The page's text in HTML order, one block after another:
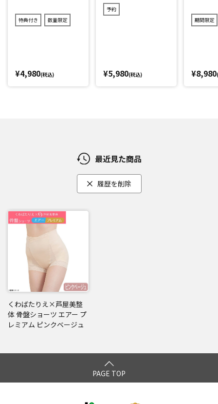
さらにおなかにクロスして当たる生地には、伸縮性に優れた
「クロスフィットレース」を使用。丸まりにくく、おなかへ
たりもやさしい仕上がりに。通気性もよく、1枚ばきができる
ようクロッチ部分を綿100%にしました。
特典付き 数量限定
¥4,980(税込)
予約
¥5,980(税込)
期間限定
¥8,980
最近見た商品
履歴を削除
くわばたりえ×芦屋美整
体 骨盤ショーツ エアー プ
レミアム ピンクベージュ
PAGE TOP